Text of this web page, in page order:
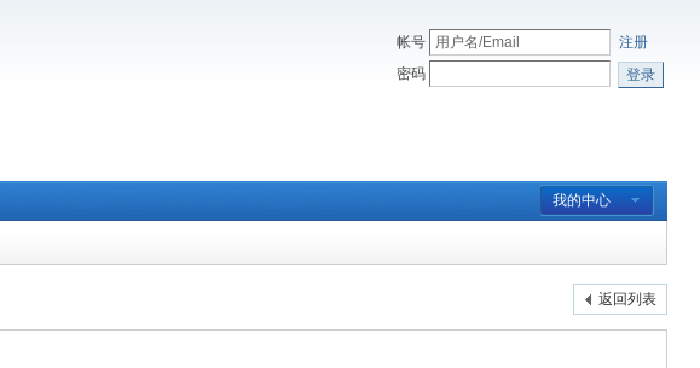
帐号
注册
密码
登录
我的中心
返回列表